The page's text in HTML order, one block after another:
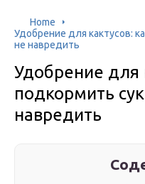
Home
Удобрение для кактусов:
не навредить
Удобрение для
подкормить
навредить